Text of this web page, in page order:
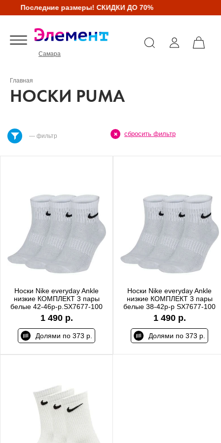
Последние размеры! СКИДКИ ДО 70%
Самара
Главная
НОСКИ PUMA
— фильтр сбросить фильтр
Носки Nike everyday Ankle
низкие КОМПЛЕКТ 3 пары
белые 42-46р-р.SX7677-100
1 490 р.
Долями по 373 р.
Носки Nike everyday Ankle
низкие КОМПЛЕКТ 3 пары
белые 38-42р-р SX7677-100
1 490 р.
Долями по 373 р.